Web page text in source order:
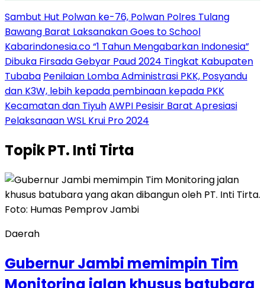
Sambut Hut Polwan ke-76, Polwan Polres Tulang
Bawang Barat Laksanakan Goes to School
Kabarindonesia.co “1 Tahun Mengabarkan Indonesia”
Dibuka Firsada Gebyar Paud 2024 Tingkat Kabupaten
Tubaba Penilaian Lomba Administrasi PKK, Posyandu
dan K3W, lebih kepada pembinaan kepada PKK
Kecamatan dan TiyuhAWPI Pesisir Barat Apresiasi
Pelaksanaan WSL Krui Pro 2024
TopikPT. Inti Tirta
Daerah
Gubernur Jambi memimpin Tim
Monitoring jalan khusus batubara